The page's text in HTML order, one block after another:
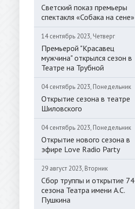
Светский показ премьеры
спектакля «Собака на сене»
14 сентябрь 2023, Четверг
Премьерой "Красавец
мужчина" открылся сезон в
Театре на Трубной
04 сентябрь 2023, Понедельник
Открытие сезона в театре
Шиловского
04 сентябрь 2023, Понедельник
Открытие нового сезона в
эфире Love Radio Party
29 август 2023, Вторник
Сбор труппы и открытие 74
сезона Театра имени А.С.
Пушкина